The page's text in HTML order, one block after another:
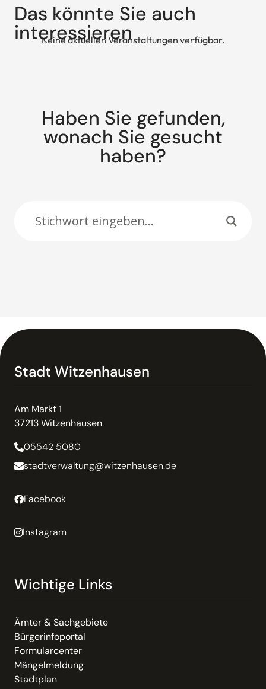
Das könnte Sie auch
interessieren
Keine aktuellen Veranstaltungen verfügbar.
Haben Sie gefunden,
wonach Sie gesucht
haben?
Stadt Witzenhausen
Am Markt 1
37213 Witzenhausen
05542 5080
stadtverwaltung@witzenhausen.de
Facebook
Instagram
Wichtige Links
Ämter & Sachgebiete
Bürgerinfoportal
Formularcenter
Mängelmeldung
Stadtplan